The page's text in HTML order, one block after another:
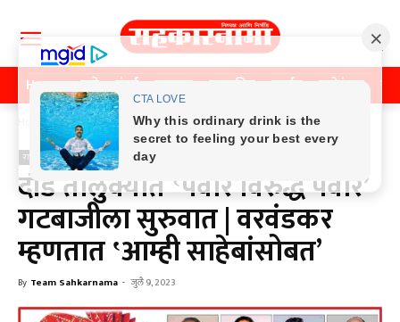
Home पुणे मुंबई महाराष्ट्र राजकीय क्राईम मनोरंजन
Home राजकीय
राजकीय
दौंड तालुक्यात ‛पवार विरुद्ध पवार’
गटबाजीला सुरुवात | वरवंडकर
म्हणतात ‛आम्ही साहेबांसोबत’
By Team Sahkarnama - जुलै 9, 2023